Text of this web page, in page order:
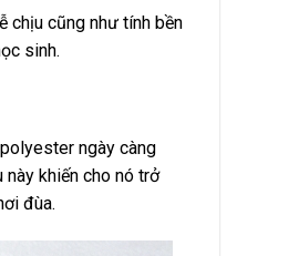
chịu cũng như tính bền
sinh.
ngày càng
khiến cho nó trở
đùa.